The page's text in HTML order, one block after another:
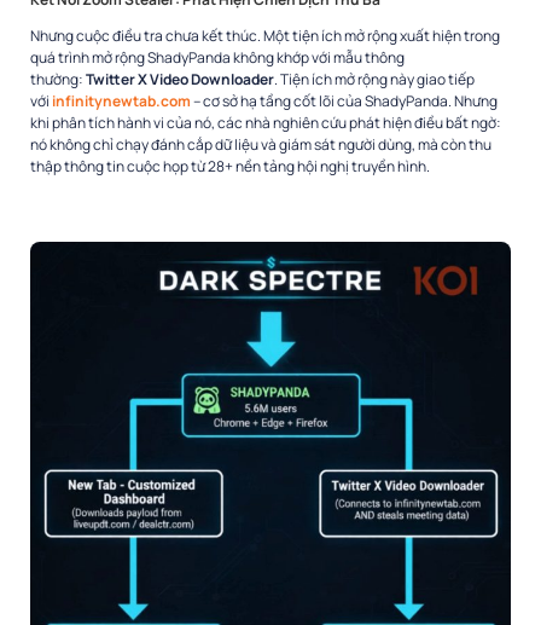
Nhưng cuộc điều tra chưa kết thúc. Một tiện ích mở rộng xuất hiện trong
quá trình mở rộng ShadyPanda không khớp với mẫu thông
thường:Twitter X Video Downloader. Tiện ích mở rộng này giao tiếp
với infinitynewtab.com– cơ sở hạ tầng cốt lõi của ShadyPanda. Nhưng
khi phân tích hành vi của nó, các nhà nghiên cứu phát hiện điều bất ngờ:
nó không chỉ chạy đánh cắp dữ liệu và giám sát người dùng, mà còn thu
thập thông tin cuộc họp từ 28+ nền tảng hội nghị truyền hình.​